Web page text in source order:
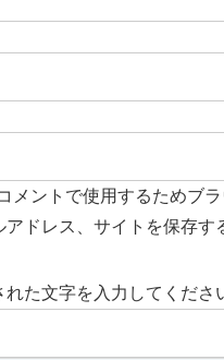
メントで使用するためブ
ドレス、サイトを保存す
れた文字を入力してくださ